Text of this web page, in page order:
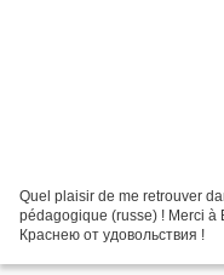
Quel plaisir de me retrouver
pédagogique (russe) ! Merci à
Краснею от удовольствия !